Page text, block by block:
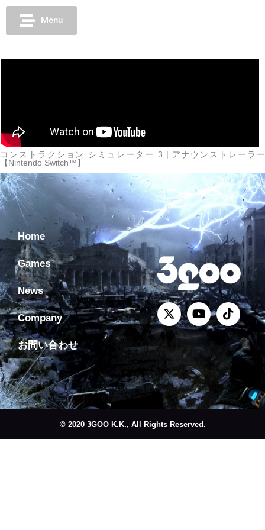
Menu
コンストラクション シミュレーター 3 | アナウンストレーラー
【Nintendo Switch™】
Home
Games
News
Company
お問い合わせ
© 2020 3GOO K.K., All Rights Reserved.